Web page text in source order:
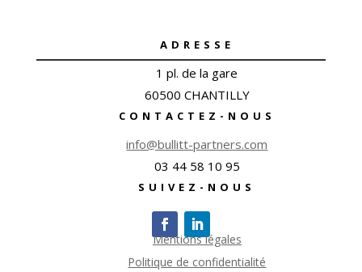
ADRESSE
1 pl. de la gare
60500 CHANTILLY
CONTACTEZ-NOUS
info@bullitt-partners.com
03 44 58 10 95
SUIVEZ-NOUS
Mentions légales
Politique de confidentialité